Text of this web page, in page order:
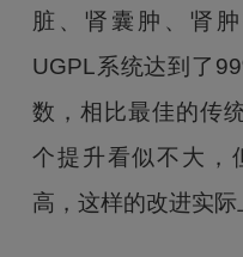
脏、肾囊肿、肾
UGPL系统达到了
数，相比最佳的传
个提升看似不大，
高，这样的改进实际